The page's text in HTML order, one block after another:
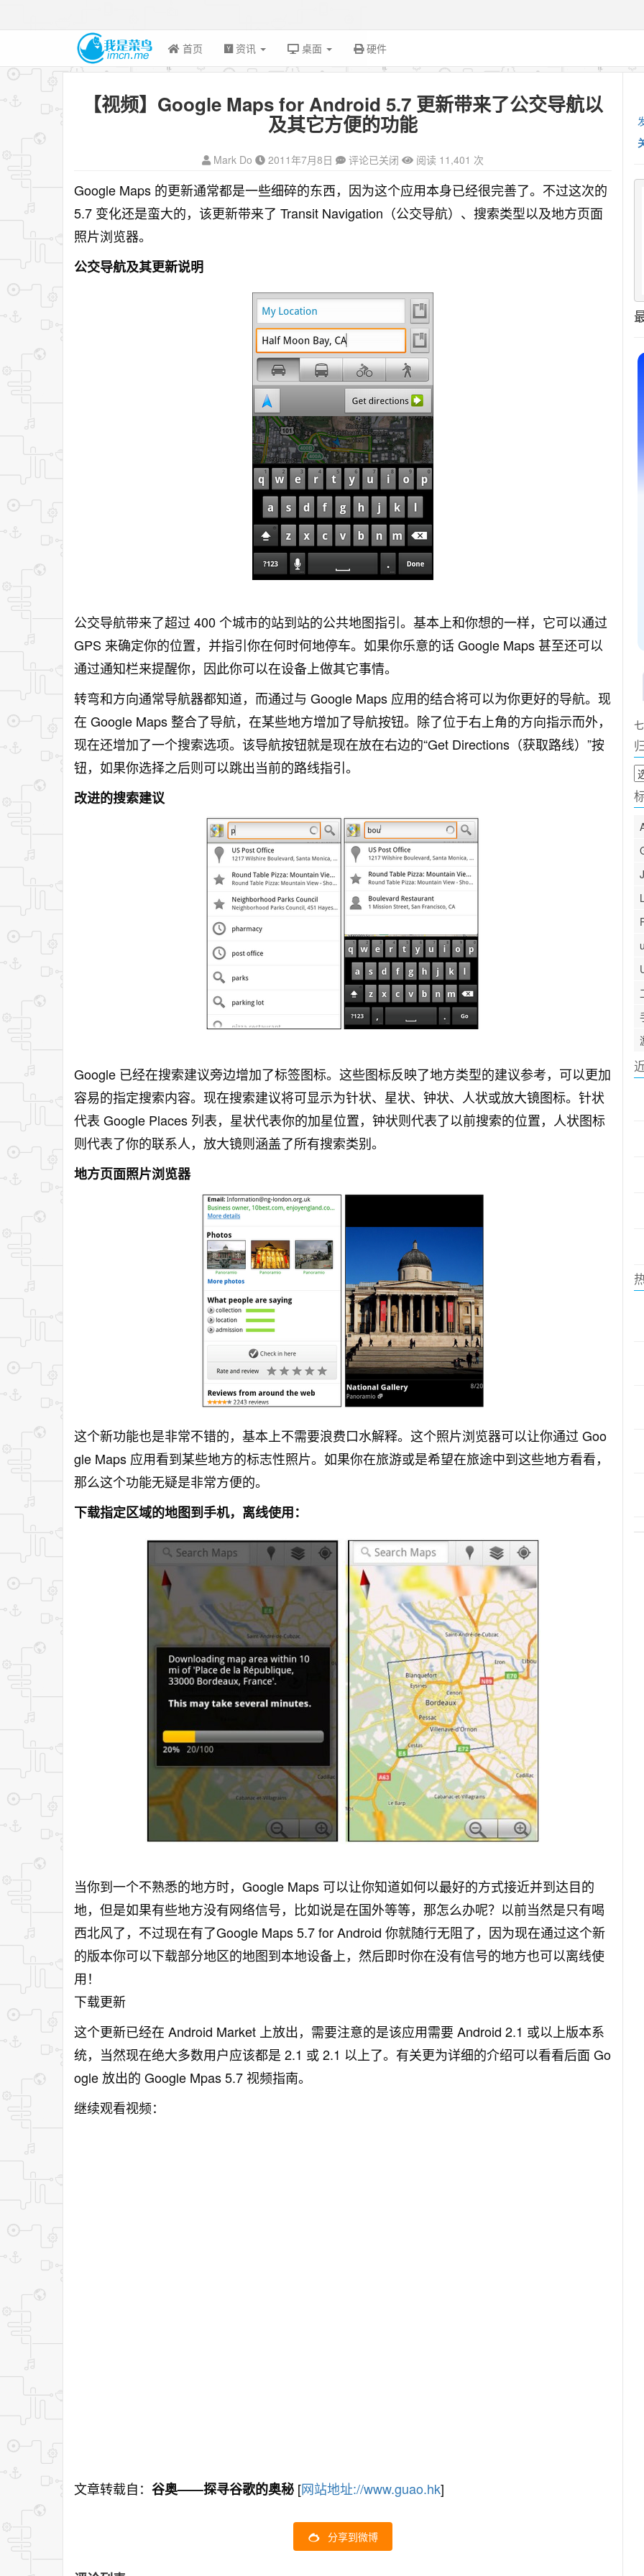
首页 资讯 桌面 硬件
【视频】Google Maps for Android 5.7 更新带来了公交导航以
及其它方便的功能
Mark Do 2011年7月8日 评论已关闭 阅读 11,401 次
Google Maps 的更新通常都是一些细碎的东西，因为这个应用本身已经很完善了。不过这次的
5.7 变化还是蛮大的，该更新带来了 Transit Navigation（公交导航）、搜索类型以及地方页面
照片浏览器。
公交导航及其更新说明
公交导航带来了超过 400 个城市的站到站的公共地图指引。基本上和你想的一样，它可以通过
GPS 来确定你的位置，并指引你在何时何地停车。如果你乐意的话 Google Maps 甚至还可以
通过通知栏来提醒你，因此你可以在设备上做其它事情。
转弯和方向通常导航器都知道，而通过与 Google Maps 应用的结合将可以为你更好的导航。现
在 Google Maps 整合了导航，在某些地方增加了导航按钮。除了位于右上角的方向指示而外，
现在还增加了一个搜索选项。该导航按钮就是现在放在右边的“Get Directions（获取路线）”按
钮，如果你选择之后则可以跳出当前的路线指引。
改进的搜索建议
Google 已经在搜索建议旁边增加了标签图标。这些图标反映了地方类型的建议参考，可以更加
容易的指定搜索内容。现在搜索建议将可显示为针状、星状、钟状、人状或放大镜图标。针状
代表 Google Places 列表，星状代表你的加星位置，钟状则代表了以前搜索的位置，人状图标
则代表了你的联系人，放大镜则涵盖了所有搜索类别。
地方页面照片浏览器
这个新功能也是非常不错的，基本上不需要浪费口水解释。这个照片浏览器可以让你通过 Goo
gle Maps 应用看到某些地方的标志性照片。如果你在旅游或是希望在旅途中到这些地方看看，
那么这个功能无疑是非常方便的。
下载指定区域的地图到手机，离线使用：
当你到一个不熟悉的地方时，Google Maps 可以让你知道如何以最好的方式接近并到达目的
地，但是如果有些地方没有网络信号，比如说是在国外等等，那怎么办呢？以前当然是只有喝
西北风了，不过现在有了Google Maps 5.7 for Android 你就随行无阻了，因为现在通过这个新
的版本你可以下载部分地区的地图到本地设备上，然后即时你在没有信号的地方也可以离线使
用！
下载更新
这个更新已经在 Android Market 上放出，需要注意的是该应用需要 Android 2.1 或以上版本系
统，当然现在绝大多数用户应该都是 2.1 或 2.1 以上了。有关更为详细的介绍可以看看后面 Go
ogle 放出的 Google Mpas 5.7 视频指南。
继续观看视频：
文章转载自： 谷奥——探寻谷歌的奥秘 [网站地址://www.guao.hk]
分享到微博
归
档